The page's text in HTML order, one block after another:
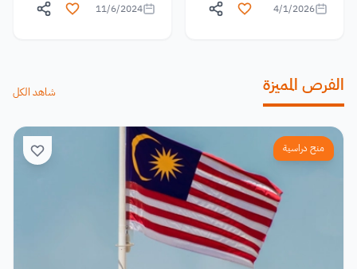
4/1/2026
11/6/2024
الفرص المميزة شاهد الكل
منح دراسية